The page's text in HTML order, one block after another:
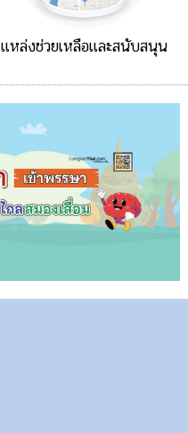
แหล่งช่วยเหลือและสนับสนุน